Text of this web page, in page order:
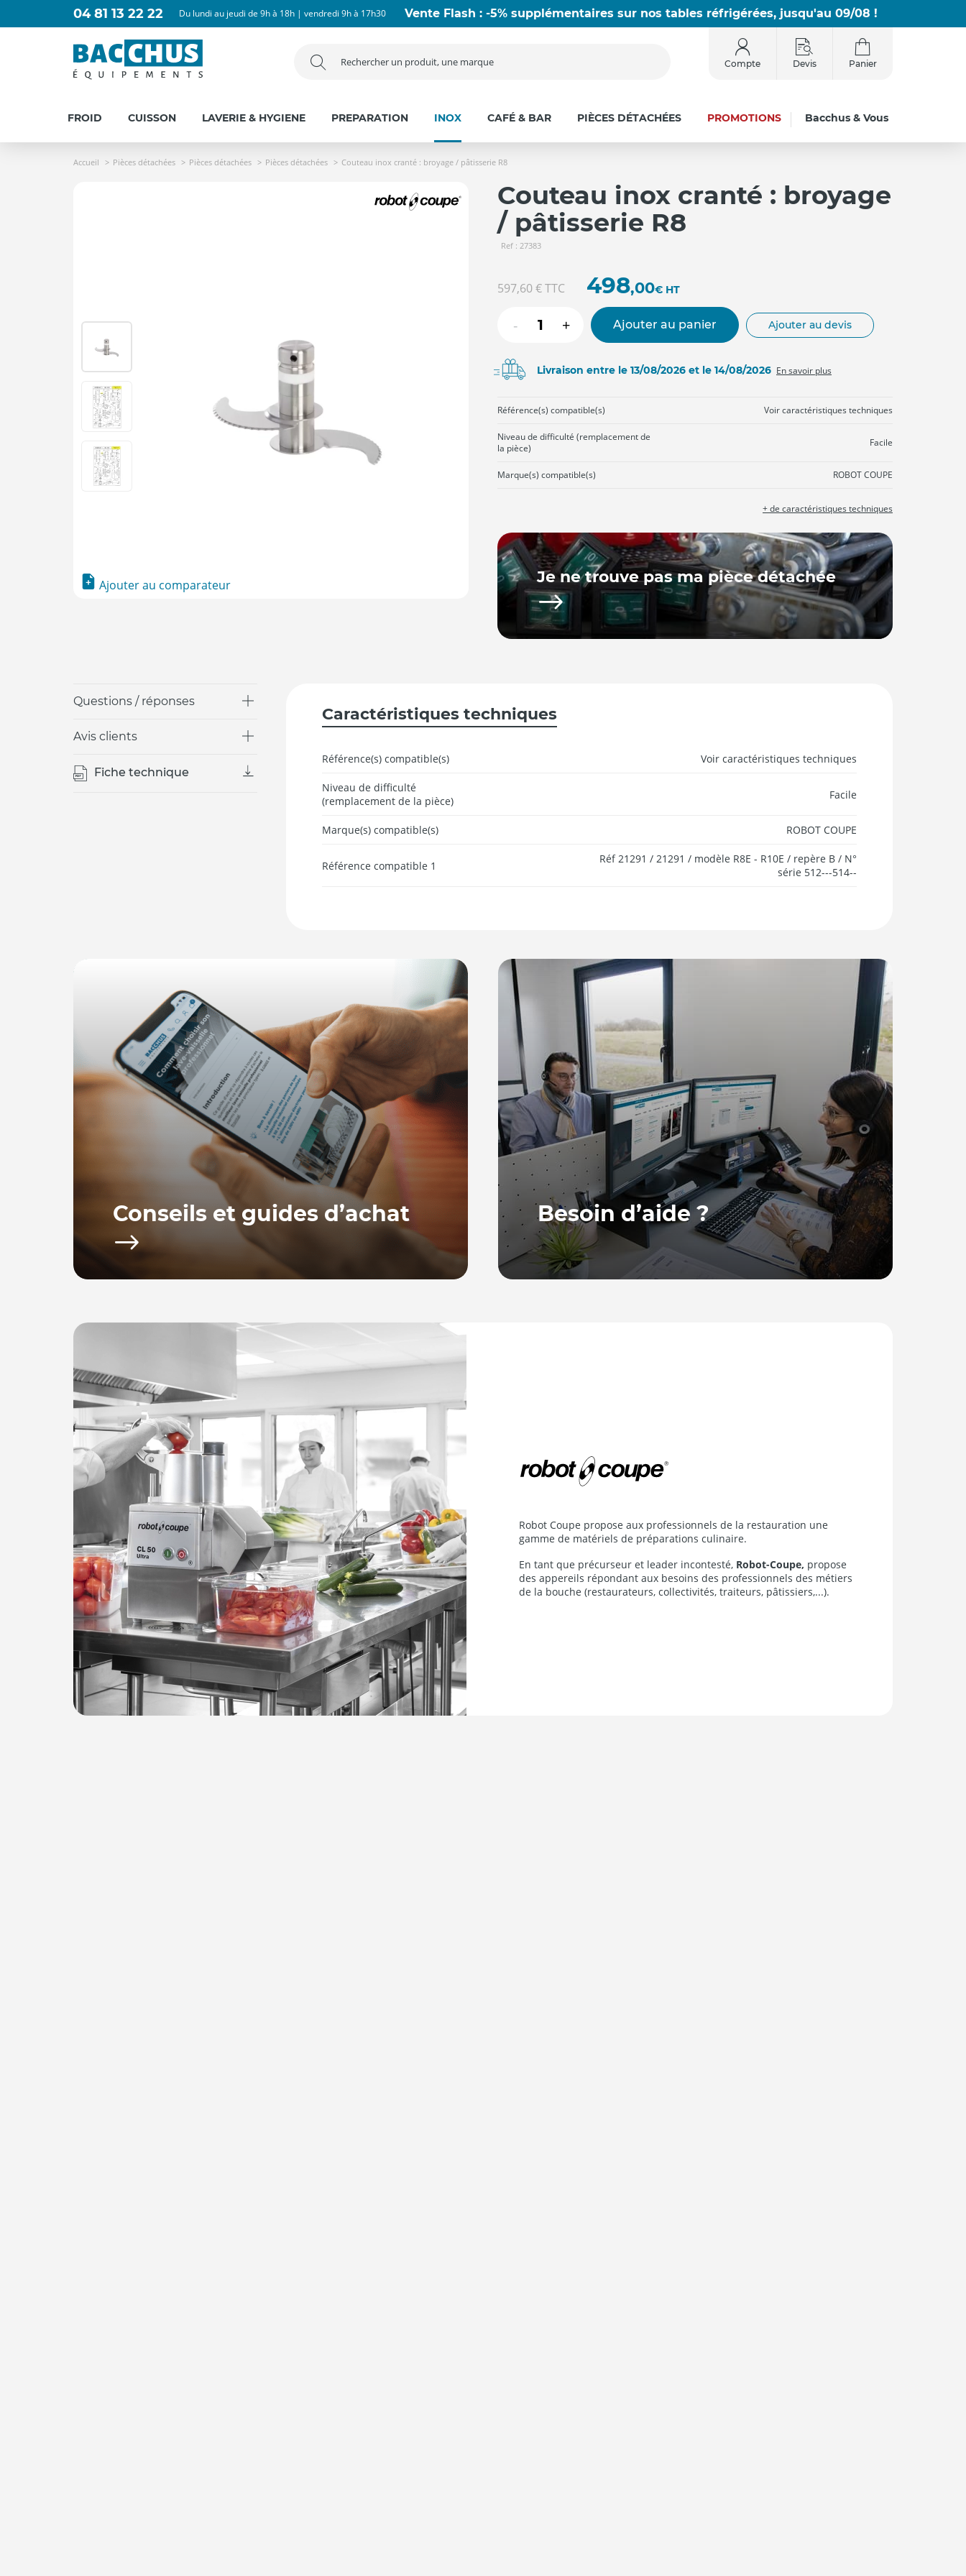
04 81 13 22 22 Du lundi au jeudi de 9h à 18h | vendredi 9h à 17h30 Vente Flash : -5% supplémentaires sur nos tables réfrigérées, jusqu'au 09/08 !
Compte Devis Panier
FROID CUISSON LAVERIE & HYGIENE PREPARATION INOX CAFÉ & BAR PIÈCES DÉTACHÉES PROMOTIONS Bacchus & Vous
Accueil Pièces détachées Pièces détachées Pièces détachées Couteau inox cranté : broyage / pâtisserie R8
Ajouter au comparateur
Couteau inox cranté : broyage
/ pâtisserie R8
Ref : 27383
597,60 €TTC 498,00€ HT
- + Ajouter au panier Ajouter au devis
Livraison entre le 13/08/2026 et le 14/08/2026 En savoir plus
Référence(s) compatible(s) Voir caractéristiques techniques
Niveau de difficulté (remplacement de
la pièce)
Facile
Marque(s) compatible(s) ROBOT COUPE
+ de caractéristiques techniques
Je ne trouve pas ma pièce détachée
Questions / réponses
Avis clients
Fiche technique
Caractéristiques techniques
Référence(s) compatible(s) Voir caractéristiques techniques
Niveau de difficulté
(remplacement de la pièce)
Facile
Marque(s) compatible(s) ROBOT COUPE
Référence compatible 1
Réf 21291 / 21291 / modèle R8E - R10E / repère B / N°
série 512---514--
Conseils et guides d’achat
Bacchus equipements vous propose toute une série de guides
d’achat afin de vous fournir les conseils pour bien choisir et
utiliser votre équipement.
Besoin d’aide ?
Notre équipe, basée en France, se tient à votre disposition pour
répondre à vos questions
Robot Coupe propose aux professionnels de la restauration une
gamme de matériels de préparations culinaire.
En tant que précurseur et leader incontesté, Robot-Coupe, propose
des appereils répondant aux besoins des professionnels des métiers
de la bouche (restaurateurs, collectivités, traiteurs, pâtissiers,...).